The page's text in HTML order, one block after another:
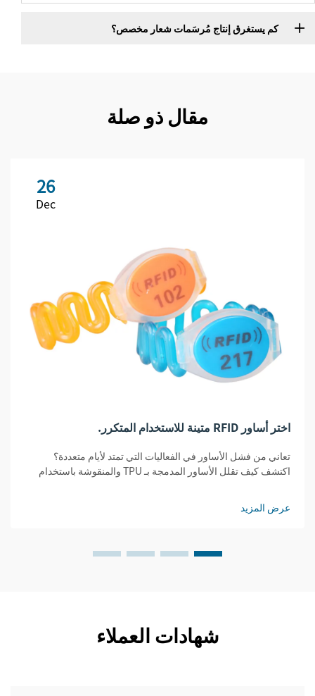
كم يستغرق إنتاج مُرسَمات شعار مخصص؟
مقال ذو صلة
26
Dec
اختر أساور RFID متينة للاستخدام المتكرر.
تعاني من فشل الأساور في الفعاليات التي تمتد لأيام متعددة؟
اكتشف كيف تقلل الأساور المدمجة بـ TPU والمنقوشة باستخدام
القراءة. احصل على الدليل الشامل حول المتانة.
عرض المزيد
شهادات العملاء